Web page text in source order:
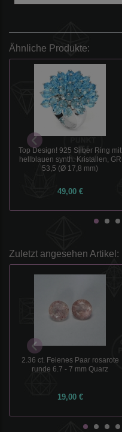
Ähnliche Produkte:
Top Design! 925 Silber Ring mit
hellblauen synth. Kristallen, GR
53,5 (Ø 17,8 mm)
49,00 €
Zuletzt angesehen Artikel:
2.36 ct. Feienes Paar rosarote
runde 6.7 - 7 mm Quarz
19,00 €